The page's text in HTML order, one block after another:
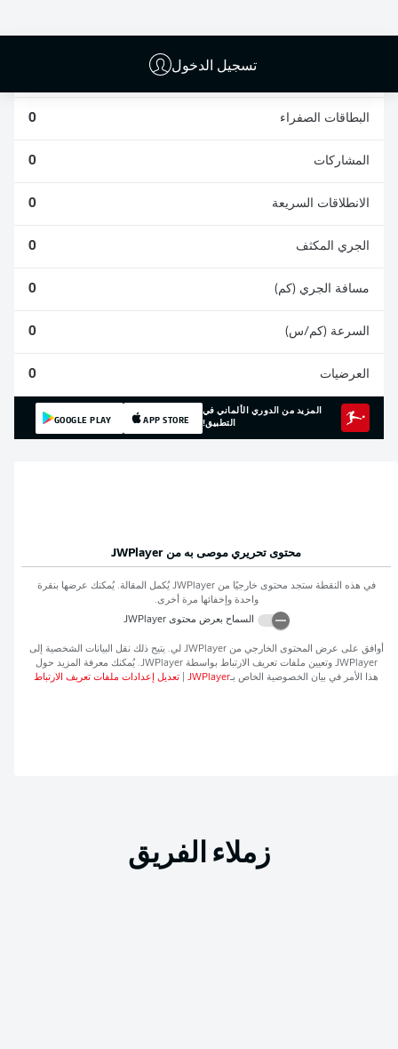
تسجيل الدخول
البطاقات الصفراء 0
المشاركات 0
الانطلاقات السريعة 0
الجري المكثف 0
مسافة الجري (كم) 0
السرعة (كم/س) 0
العرضيات 0
المزيد من الدوري الألماني في
التطبيق!
APP STORE
GOOGLE PLAY
محتوى تحريري موصى به من JWPlayer
في هذه النقطة ستجد محتوى خارجيًا منJWPlayer يُكمل المقالة. يُمكنك عرضها بنقرة
واحدة وإخفائها مرة أخرى.
السماح بعرض محتوىJWPlayer
أوافق على عرض المحتوى الخارجي منJWPlayer لي. يتيح ذلك نقل البيانات الشخصية إلى
JWPlayer وتعيين ملفات تعريف الارتباط بواسطةJWPlayer. يُمكنك معرفة المزيد حول
هذا الأمر في بيان الخصوصية الخاص بـJWPlayer تعديل إعدادات ملفات تعريف الارتباط
زملاء الفريق